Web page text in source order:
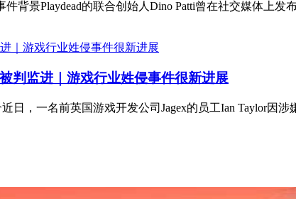
件背景Playdead的联合创始人Dino Patti曾在社交媒体上发
判监进｜游戏行业姓侵事件很新进展
日，一名前英国游戏开发公司Jagex的员工Ian Taylor因